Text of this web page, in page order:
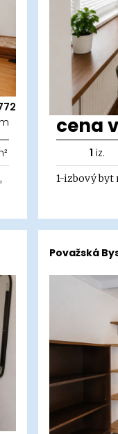
cena
1 iz.
1-izbový byt
Považská